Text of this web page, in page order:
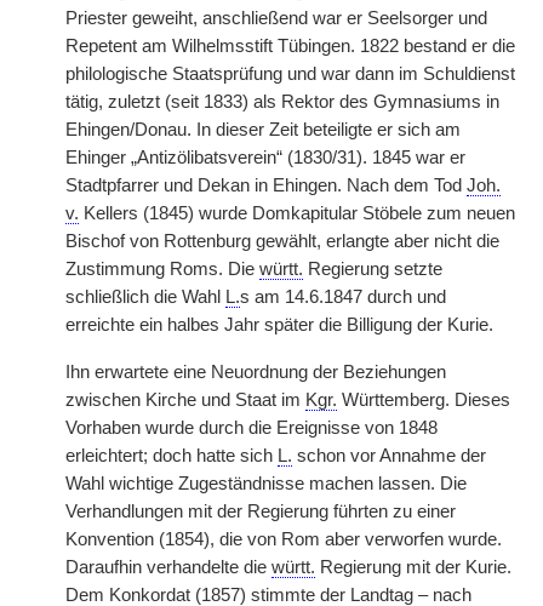
Priester geweiht, anschließend war er Seelsorger und
Repetent am Wilhelmsstift Tübingen. 1822 bestand er die
philologische Staatsprüfung und war dann im Schuldienst
tätig, zuletzt (seit 1833) als Rektor des Gymnasiums in
Ehingen/Donau. In dieser Zeit beteiligte er sich am
Ehinger „Antizölibatsverein“ (1830/31). 1845 war er
Stadtpfarrer und Dekan in Ehingen. Nach dem Tod Joh.
v. Kellers (1845) wurde Domkapitular Stöbele zum neuen
Bischof von Rottenburg gewählt, erlangte aber nicht die
Zustimmung Roms. Die württ. Regierung setzte
schließlich die Wahl
L.s am 14.6.1847 durch und
erreichte ein halbes Jahr später die Billigung der Kurie.
Ihn erwartete eine Neuordnung der Beziehungen
zwischen Kirche und Staat im Kgr. Württemberg. Dieses
Vorhaben wurde durch die Ereignisse von 1848
erleichtert; doch hatte sich L. schon vor Annahme der
Wahl wichtige Zugeständnisse machen lassen. Die
Verhandlungen mit der Regierung führten zu einer
Konvention (1854), die von Rom aber verworfen wurde.
Daraufhin verhandelte die württ. Regierung mit der Kurie.
Dem Konkordat (1857) stimmte der Landtag – nach